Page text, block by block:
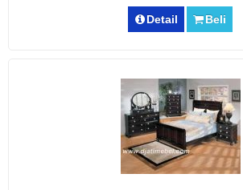
Detail Beli